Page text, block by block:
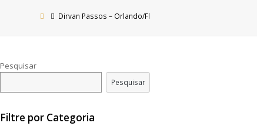
Dirvan Passos – Orlando/Fl
Pesquisar
Pesquisar
Filtre por Categoria